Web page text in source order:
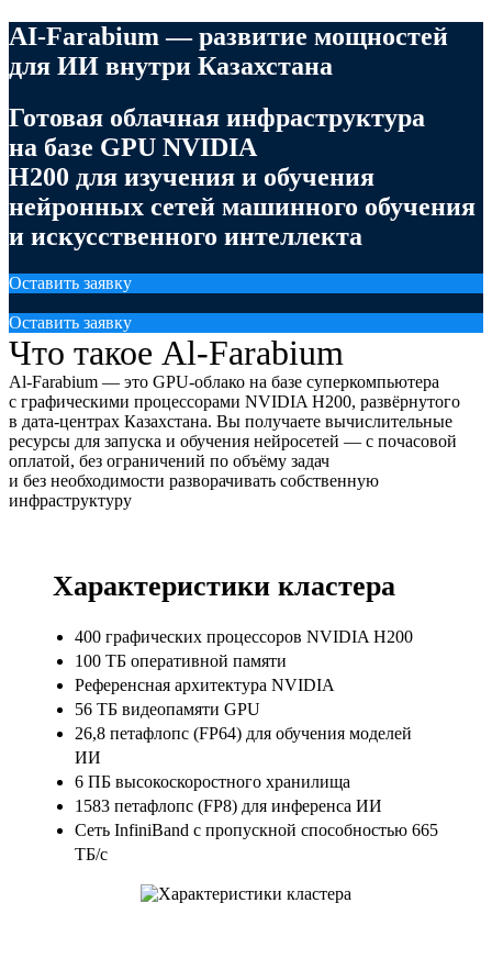
AI-Farabium — развитие мощностей
для ИИ внутри Казахстана
Готовая облачная инфраструктура
на базе GPU NVIDIA
H200 для изучения и обучения
нейронных сетей машинного обучения
и искусственного интеллекта
Оставить заявку
Оставить заявку
Что такое Al‑Farabium
Al‑Farabium — это GPU‑облако на базе суперкомпьютера
с графическими процессорами NVIDIA H200, развёрнутого
в дата-центрах Казахстана. Вы получаете вычислительные
ресурсы для запуска и обучения нейросетей — с почасовой
оплатой, без ограничений по объёму задач
и без необходимости разворачивать собственную
инфраструктуру
Характеристики кластера
400 графических процессоров NVIDIA H200
100 ТБ оперативной памяти
Референсная архитектура NVIDIA
56 ТБ видеопамяти GPU
26,8 петафлопс (FP64) для обучения моделей
ИИ
6 ПБ высокоскоростного хранилища
1583 петафлопс (FP8) для инференса ИИ
Сеть InfiniBand с пропускной способностью 665
ТБ/с